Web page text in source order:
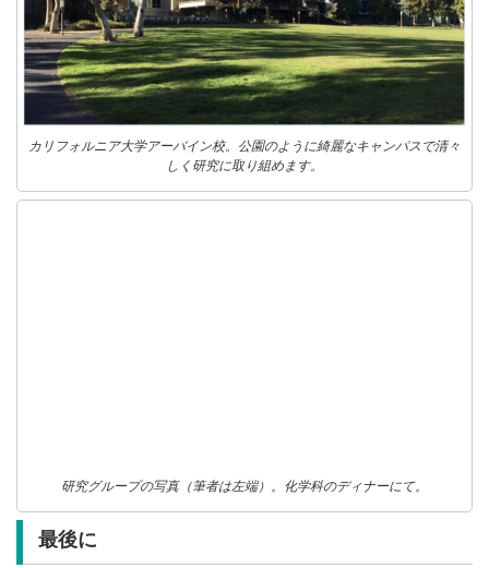
カリフォルニア大学アーバイン校。公園のように綺麗なキャンパスで清々
しく研究に取り組めます。
研究グループの写真（筆者は左端）。化学科のディナーにて。
最後に